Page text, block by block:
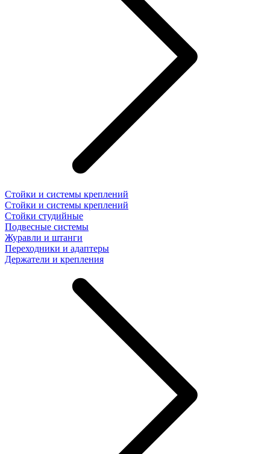
Стойки и системы креплений
Стойки и системы креплений
Стойки студийные
Подвесные системы
Журавли и штанги
Переходники и адаптеры
Держатели и крепления